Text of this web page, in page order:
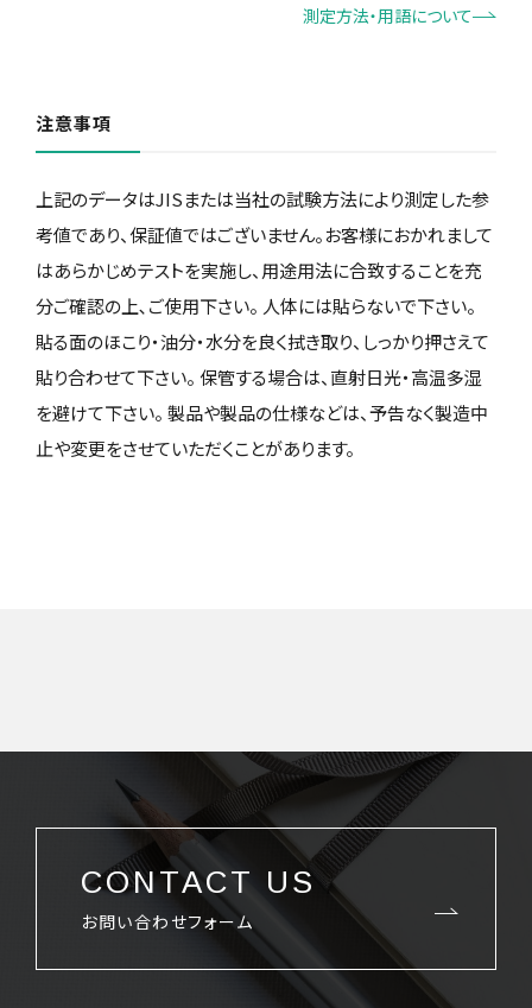
測定方法・用語について
注意事項
上記のデータはJISまたは当社の試験方法により測定した参
考値であり、保証値ではございません。お客様におかれまして
はあらかじめテストを実施し、用途用法に合致することを充
分ご確認の上､ご使用下さい。 人体には貼らないで下さい。
貼る面のほこり・油分・水分を良く拭き取り、しっかり押さえて
貼り合わせて下さい。 保管する場合は、直射日光・高温多湿
を避けて下さい。 製品や製品の仕様などは、予告なく製造中
止や変更をさせていただくことがあります。
CONTACT US
お問い合わせフォーム